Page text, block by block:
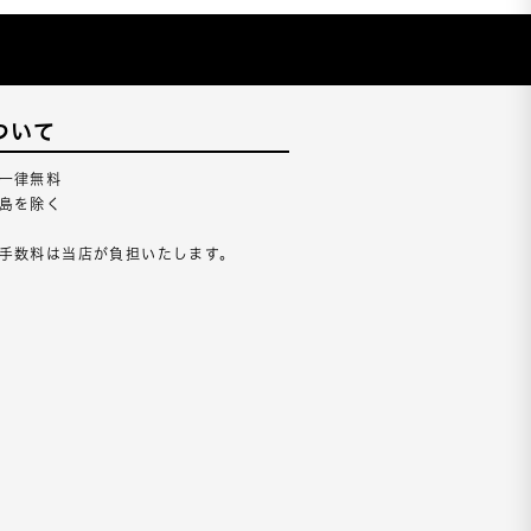
いて
律無料
を除く
数料は当店が負担いたします。